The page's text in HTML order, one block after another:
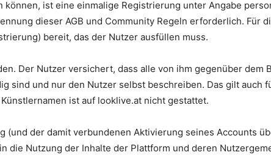
ist eine einmalige Registrierung unter Angabe
dieser AGB und Community Regeln erforderlich. Für
bereit, das der Nutzer ausfüllen muss.
Der Nutzer versichert, dass alle von ihm gegenüber dem
sind und nur den Nutzer selbst beschreiben. Das gilt auch
ist auf looklive.at nicht gestattet.
der damit verbundenen Aktivierung seines Accounts
Nutzung der Inhalte der Plattform und deren